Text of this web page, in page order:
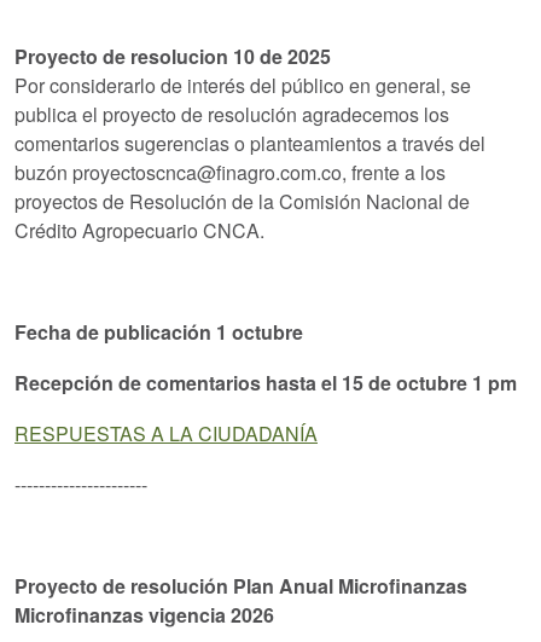
Proyecto de resolucion 10 de 2025
Por considerarlo de interés del público en general, se
publica el proyecto de resolución agradecemos los
comentarios sugerencias o planteamientos a través del
buzón proyectoscnca@finagro.com.co, frente a los
proyectos de Resolución de la Comisión Nacional de
Crédito Agropecuario CNCA.
Fecha de publicación 1 octubre
Recepción de comentarios hasta el 15 de octubre 1 pm
RESPUESTAS A LA CIUDADANÍA
----------------------
Proyecto de resolución Plan Anual Microfinanzas
Microfinanzas vigencia 2026